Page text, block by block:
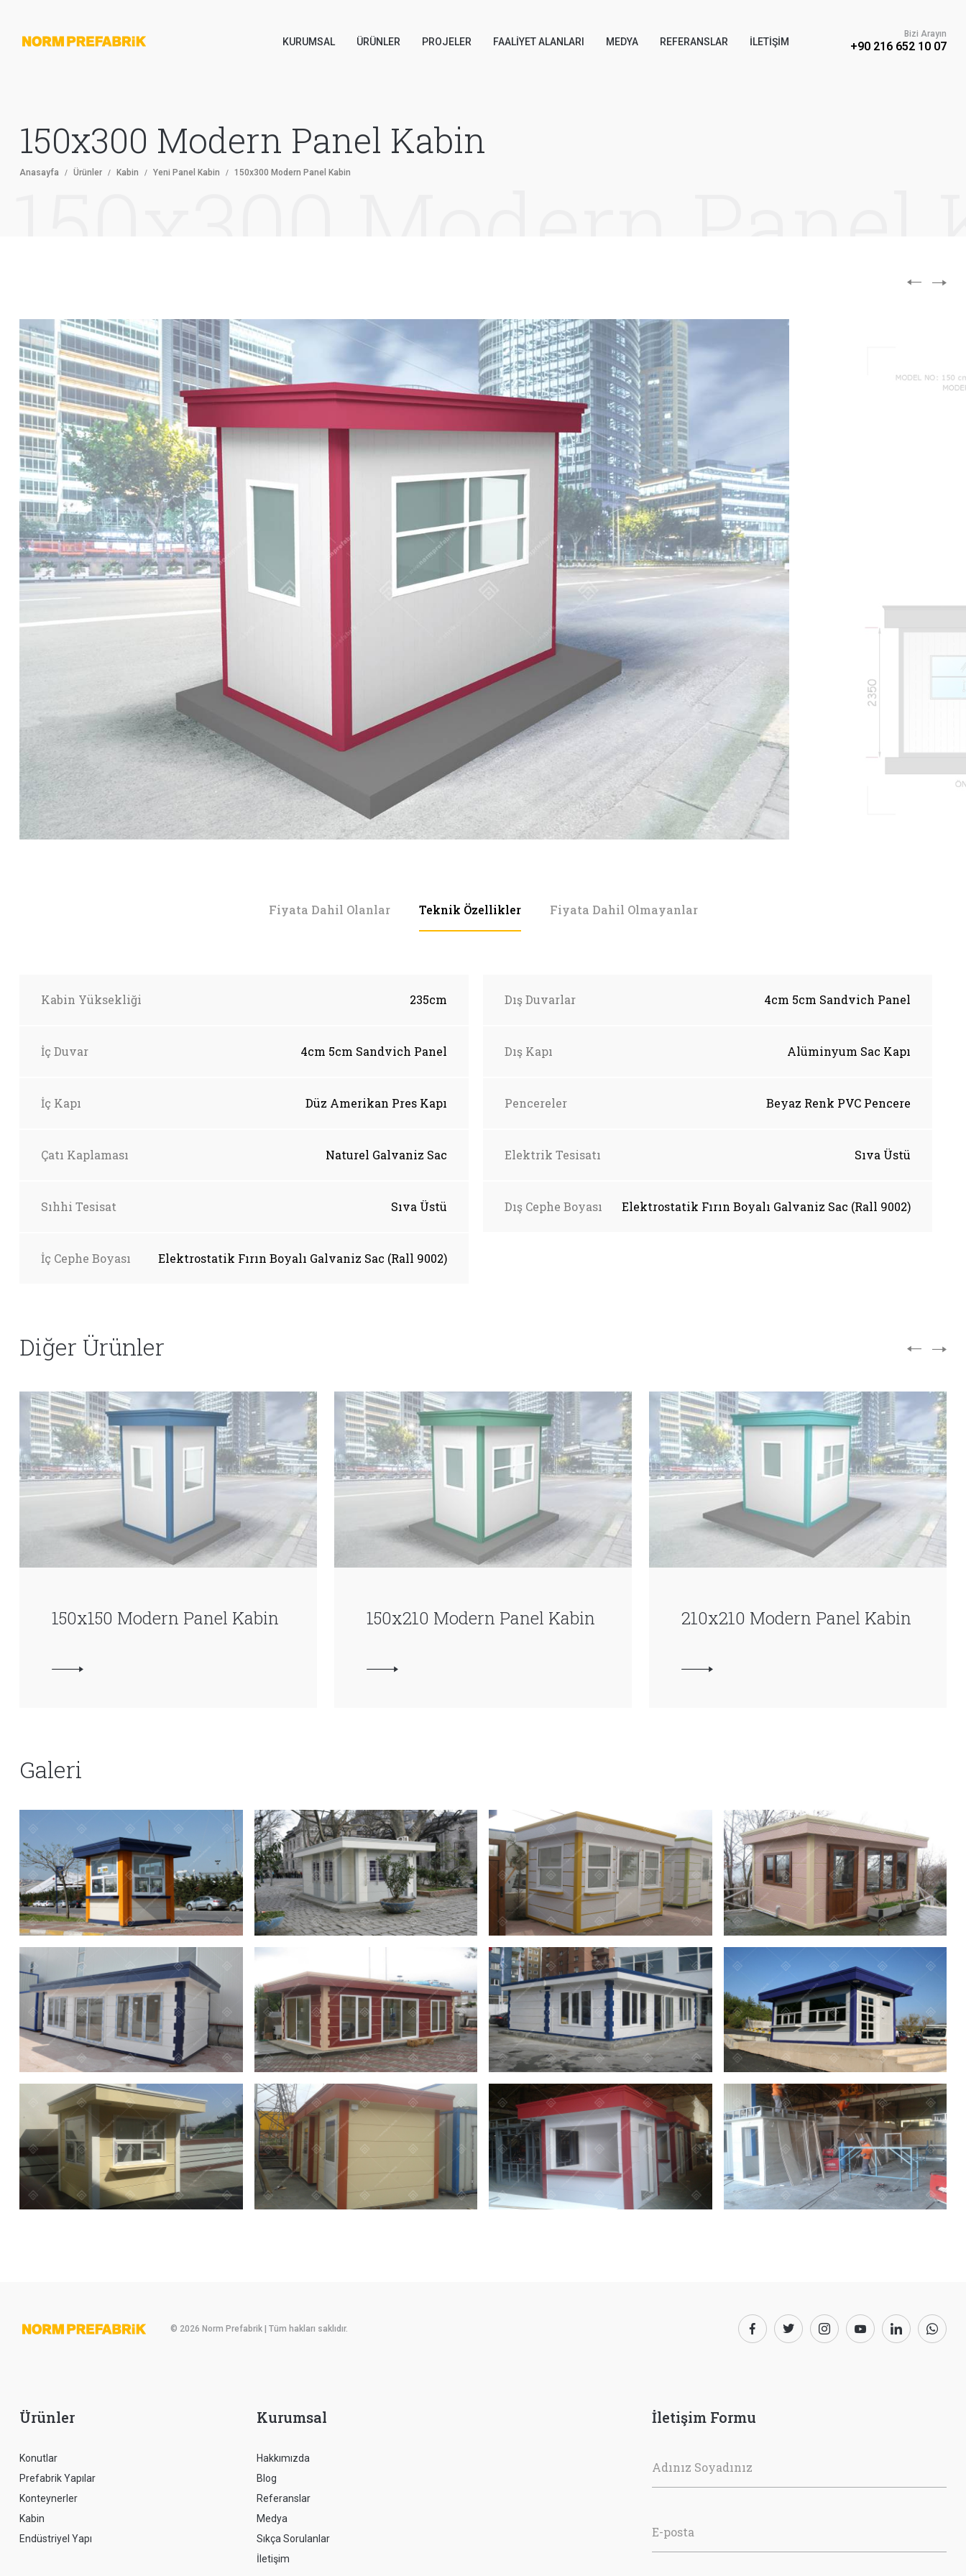
KURUMSAL ÜRÜNLER PROJELER FAALIYET ALANLARI MEDYA REFERANSLAR İLETIŞIM
Bizi Arayın
+90 216 652 10 07
150x300 Modern Panel Kabin
Anasayfa Ürünler Kabin Yeni Panel Kabin 150x300 Modern Panel Kabin
Fiyata Dahil Olanlar Teknik Özellikler Fiyata Dahil Olmayanlar
Kabin Yüksekliği 235cm Dış Duvarlar 4cm 5cm Sandvich Panel
İç Duvar 4cm 5cm Sandvich Panel Dış Kapı Alüminyum Sac Kapı
İç Kapı Düz Amerikan Pres Kapı Pencereler Beyaz Renk PVC Pencere
Çatı Kaplaması Naturel Galvaniz Sac Elektrik Tesisatı Sıva Üstü
Sıhhi Tesisat Sıva Üstü Dış Cephe Boyası Elektrostatik Fırın Boyalı Galvaniz Sac (Rall 9002)
İç Cephe Boyası Elektrostatik Fırın Boyalı Galvaniz Sac (Rall 9002)
Diğer Ürünler
150x150 Modern Panel Kabin 150x210 Modern Panel Kabin 210x210 Modern Panel Kabin
Galeri
© 2026 Norm Prefabrik | Tüm hakları saklıdır.
Ürünler
Konutlar
Prefabrik Yapılar
Konteynerler
Kabin
Endüstriyel Yapı
Kurumsal
Hakkımızda
Blog
Referanslar
Medya
Sıkça Sorulanlar
İletişim
İletişim Formu
Adınız Soyadınız
E-posta